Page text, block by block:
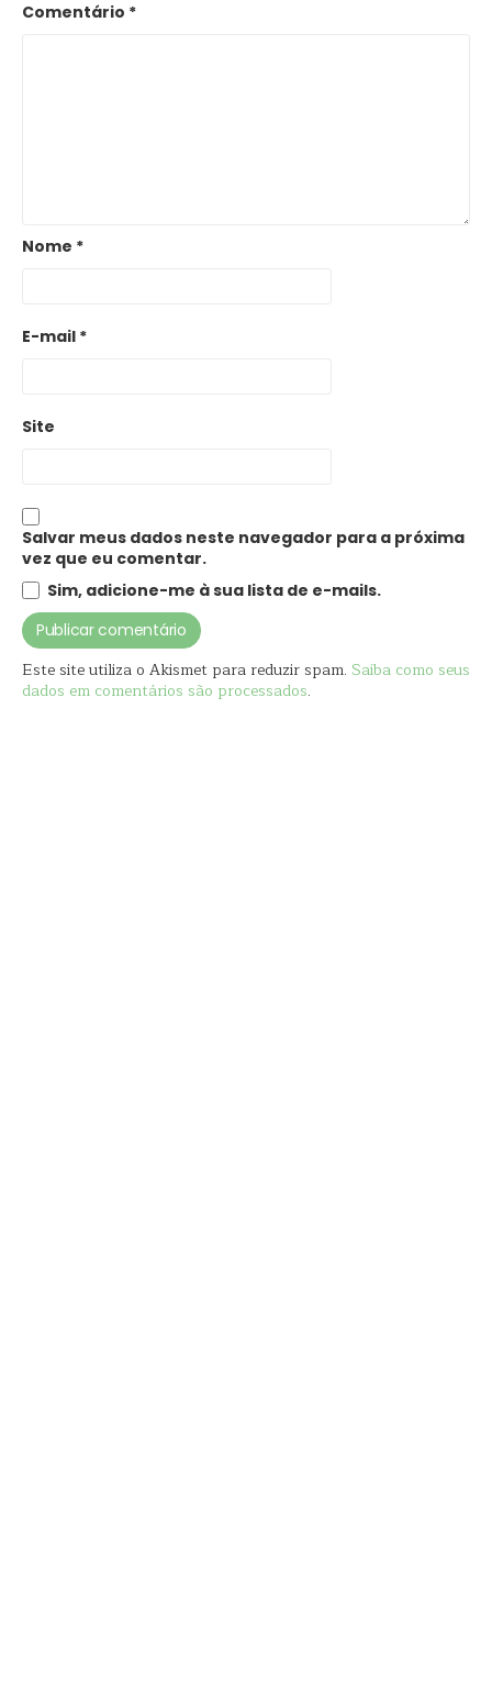
Comentário *
Nome *
E-mail *
Site
Salvar meus dados neste navegador para a próxima
vez que eu comentar.
Sim, adicione-me à sua lista de e-mails.
Este site utiliza o Akismet para reduzir spam. Saiba como seus
dados em comentários são processados.